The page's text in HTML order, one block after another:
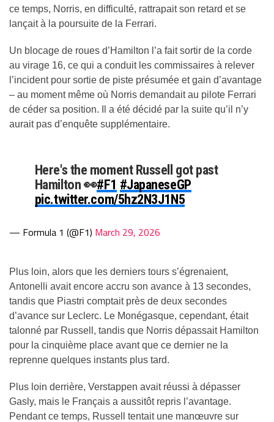
ce temps, Norris, en difficulté, rattrapait son retard et se
lançait à la poursuite de la Ferrari.
Un blocage de roues d’Hamilton l’a fait sortir de la corde
au virage 16, ce qui a conduit les commissaires à relever
l’incident pour sortie de piste présumée et gain d’avantage
– au moment même où Norris demandait au pilote Ferrari
de céder sa position. Il a été décidé par la suite qu’il n’y
aurait pas d’enquête supplémentaire.
Here's the moment Russell got past
Hamilton 👀#F1 #JapaneseGP
pic.twitter.com/5hz2N3J1N5
— Formula 1 (@F1) March 29, 2026
Plus loin, alors que les derniers tours s’égrenaient,
Antonelli avait encore accru son avance à 13 secondes,
tandis que Piastri comptait près de deux secondes
d’avance sur Leclerc. Le Monégasque, cependant, était
talonné par Russell, tandis que Norris dépassait Hamilton
pour la cinquième place avant que ce dernier ne la
reprenne quelques instants plus tard.
Plus loin derrière, Verstappen avait réussi à dépasser
Gasly, mais le Français a aussitôt repris l’avantage.
Pendant ce temps, Russell tentait une manœuvre sur